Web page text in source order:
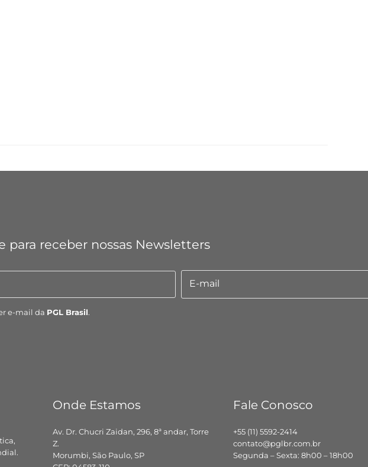
para receber nossas Newsletters
mail
E-mail
e-mail da PGL Brasil.
Onde Estamos
Av. Dr. Chucri Zaidan, 296, 8ª andar, Torre
Z.
Morumbi, São Paulo, SP
Fale Conosco
+55 (11) 5592-2414
contato@pglbr.com.br
Segunda – Sexta: 8h00 – 18h00